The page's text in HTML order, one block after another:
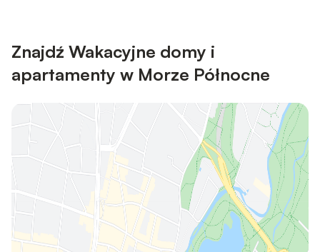
Znajdź Wakacyjne domy i
apartamenty w Morze Północne